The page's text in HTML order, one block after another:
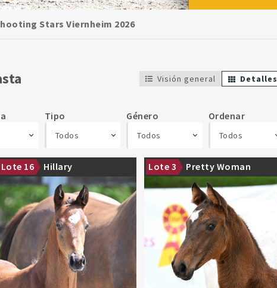
Stars Viernheim 2026
Visión general Detalles
Todos
Tipo
Todos
Género
Todos
Ordenar
Lote 16 Hillary
Another top-quality foal from the
Highway M TN line
Lote 3 Pretty Woman
A top-quality foal with all the
makings of a future star in the sport